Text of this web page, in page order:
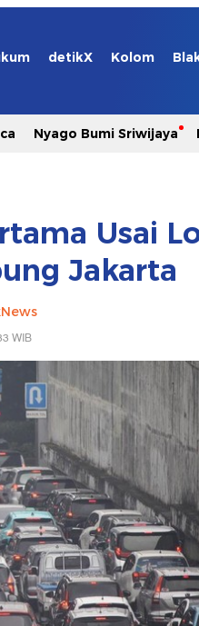
detikX Kolom
Nyago Bumi Sriwijaya
Usai
Jakarta
WIB